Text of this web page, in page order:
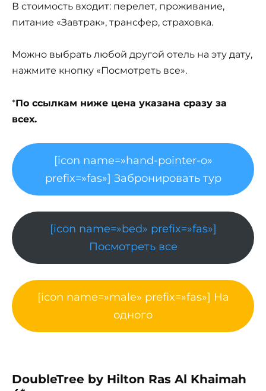
В стоимость входит: перелет, проживание,
питание «Завтрак», трансфер, страховка.
Можно выбрать любой другой отель на эту дату,
нажмите кнопку «Посмотреть все».
*По ссылкам ниже цена указана сразу за
всех.
[icon name=»hand-pointer-o»
prefix=»fas»] Забронировать тур
[icon name=»bed» prefix=»fas»]
Посмотреть все
[icon name=»male» prefix=»fas»] На
одного
DoubleTree by Hilton Ras Al Khaimah